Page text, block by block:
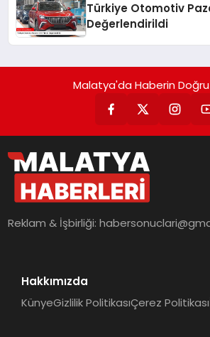
Türkiye Otomotiv
Değerlendirildi
Malatya'da Haberin
Reklam & İşbirliği:
Hakkımızda
KünyeGizlilik PolitikasıÇerez Politikası